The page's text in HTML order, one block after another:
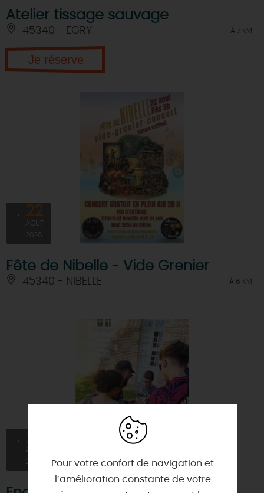
Atelier tissage sauvage
45340 - EGRY À 7 KM
Je réserve
22
AOÛT
2026
Fête de Nibelle - Vide Grenier
45340 - NIBELLE À 6 KM
25
AOÛT
Pour votre confort de navigation et
l’amélioration constante de votre